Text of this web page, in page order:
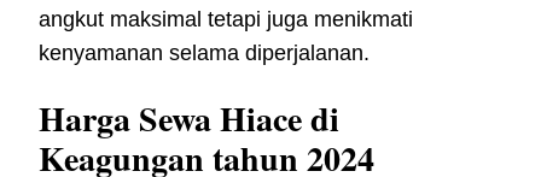
angkut maksimal tetapi juga menikmati
kenyamanan selama diperjalanan.
Harga Sewa Hiace di
Keagungan tahun 2024